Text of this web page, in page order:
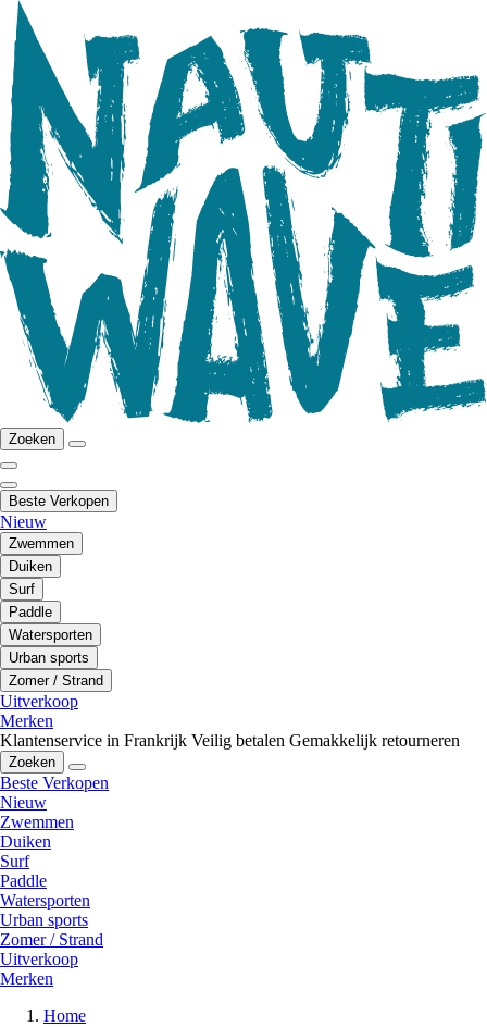
Zoeken
Beste Verkopen
Nieuw
Zwemmen
Duiken
Surf
Paddle
Watersporten
Urban sports
Zomer / Strand
Uitverkoop
Merken
Klantenservice in Frankrijk Veilig betalen Gemakkelijk retourneren
Zoeken
Beste Verkopen
Nieuw
Zwemmen
Duiken
Surf
Paddle
Watersporten
Urban sports
Zomer / Strand
Uitverkoop
Merken
Home